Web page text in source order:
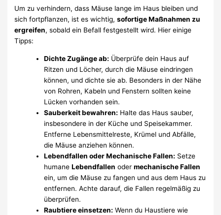
Um zu verhindern, dass Mäuse lange im Haus bleiben und
sich fortpflanzen, ist es wichtig,sofortige Maßnahmen zu
ergreifen, sobald ein Befall festgestellt wird. Hier einige
Tipps:
Dichte Zugänge ab: Überprüfe dein Haus auf
Ritzen und Löcher, durch die Mäuse eindringen
können, und dichte sie ab. Besonders in der Nähe
von Rohren, Kabeln und Fenstern sollten keine
Lücken vorhanden sein.
Sauberkeit bewahren: Halte das Haus sauber,
insbesondere in der Küche und Speisekammer.
Entferne Lebensmittelreste, Krümel und Abfälle,
die Mäuse anziehen können.
Lebendfallen oder Mechanische Fallen: Setze
humaneLebendfallen odermechanische Fallen
ein, um die Mäuse zu fangen und aus dem Haus zu
entfernen. Achte darauf, die Fallen regelmäßig zu
überprüfen.
Raubtiere einsetzen: Wenn du Haustiere wie